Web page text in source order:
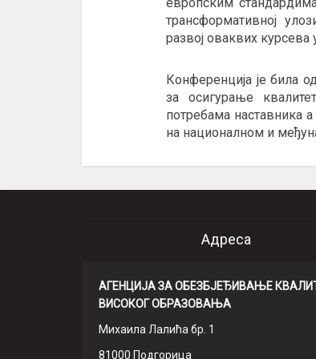
трансформативној
развој оваквих
Конференција је била
за осигурање
потребама наставника
на националном и
Адреса
АГЕНЦИЈА ЗА ОБЕЗБЈЕЂИВАЊЕ
ВИСОКОГ ОБРАЗОВАЊА
Михаила Лалића бр. 1
81000 Подгорица